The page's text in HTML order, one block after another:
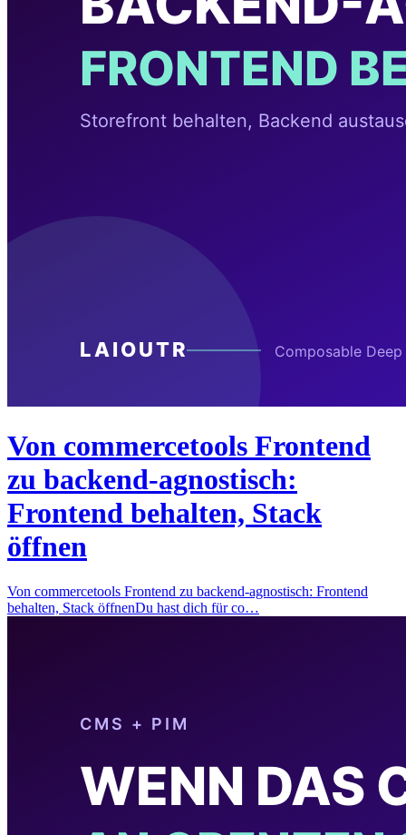
Von commercetools Frontend
zu backend-agnostisch:
Frontend behalten, Stack
öffnen
Von commercetools Frontend zu backend-agnostisch: Frontend
behalten, Stack öffnenDu hast dich für co…